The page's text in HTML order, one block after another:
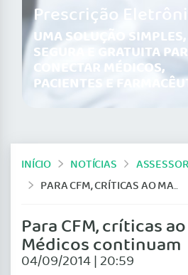
Prescrição
UMA SOLUÇÃO SIMPLES,
SEGURA E GRATUITA
CONECTAR MÉDICOS,
PACIENTES E
INÍCIO NOTÍCIAS
PARA CFM, CRÍTICAS AO MAIS MÉDICOS CONTINUAM
Para CFM, críticas
Médicos continuam
04/09/2014 | 20:59